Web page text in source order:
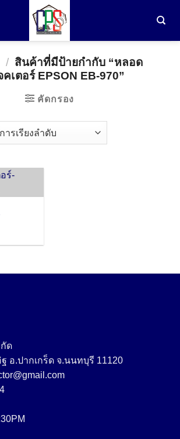
/ สินค้าที่มีป้ายกำกับ “หลอด
คเตอร์ EPSON EB-970”
คัดกรอง
ด
อ.ปากเกร็ด จ.นนทบุรี 11120